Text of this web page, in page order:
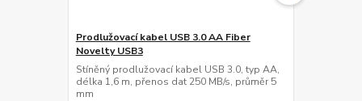
Prodlužovací kabel USB 3.0 AA Fiber
Novelty USB3
Stíněný prodlužovací kabel USB 3.0, typ AA,
délka 1,6 m, přenos dat 250 MB/s, průměr 5
mm